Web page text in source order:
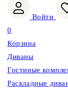
Войти
0
Корзина
Диваны
Гостиные
Раскладные